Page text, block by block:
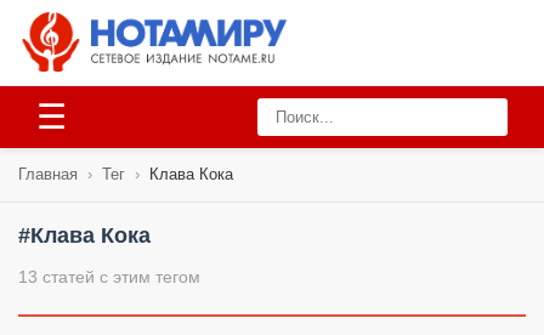
☰
Главная › Тег › Клава Кока
#Клава Кока
13 статей с этим тегом